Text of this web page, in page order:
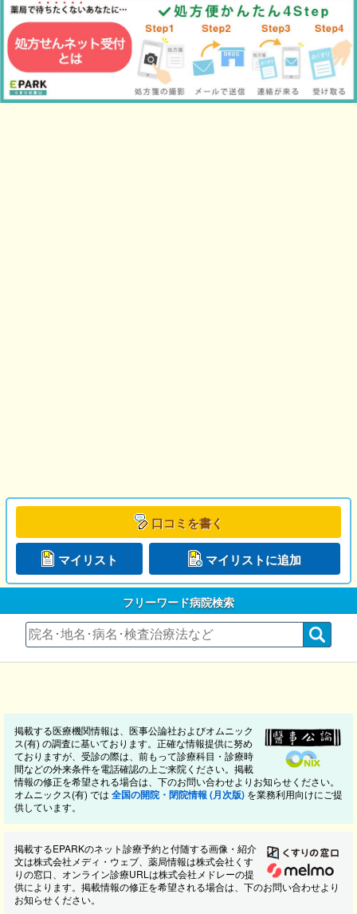
口コミを書く
マイリスト マイリストに追加
フリーワード病院検索
掲載する医療機関情報は、医事公論社およびオムニック
ス(有) の調査に基いております。正確な情報提供に努め
ておりますが、受診の際は、前もって診療科目・診療時
間などの外来条件を電話確認の上ご来院ください。掲載
情報の修正を希望される場合は、下のお問い合わせよりお知らせください。
オムニックス(有) では 全国の開院・閉院情報 (月次版) を業務利用向けにご提
供しています。
掲載するEPARKのネット診療予約と付随する画像・紹介
文は株式会社メディ・ウェブ、薬局情報は株式会社くす
りの窓口、オンライン診療URLは株式会社メドレーの提
供によります。掲載情報の修正を希望される場合は、下のお問い合わせより
お知らせください。